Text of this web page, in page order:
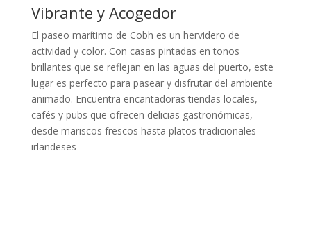
Vibrante y Acogedor
El paseo marítimo de Cobh es un hervidero de
actividad y color. Con casas pintadas en tonos
brillantes que se reflejan en las aguas del puerto, este
lugar es perfecto para pasear y disfrutar del ambiente
animado. Encuentra encantadoras tiendas locales,
cafés y pubs que ofrecen delicias gastronómicas,
desde mariscos frescos hasta platos tradicionales
irlandeses